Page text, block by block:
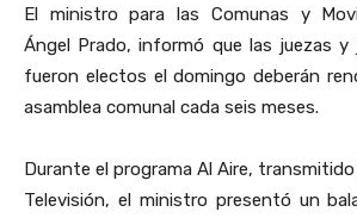
El ministro para las Comunas y
Ángel Prado, informó que las juezas y
fueron electos el domingo deberán
asamblea comunal cada seis meses.
Durante el programa Al Aire,
Televisión, el ministro presentó un